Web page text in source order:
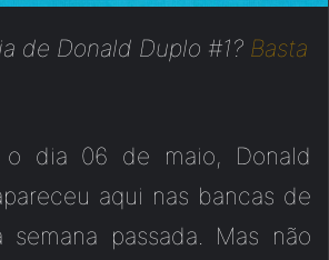
de Donald Duplo #1? Basta
o dia 06 de maio, Donald
aqui nas bancas de
semana passada. Mas não